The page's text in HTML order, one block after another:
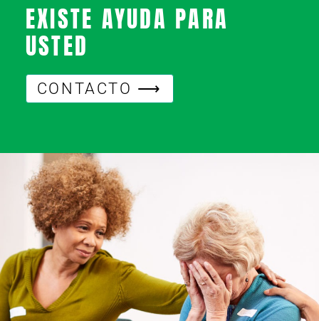
EXISTE AYUDA PARA
USTED
CONTACTO ⟶